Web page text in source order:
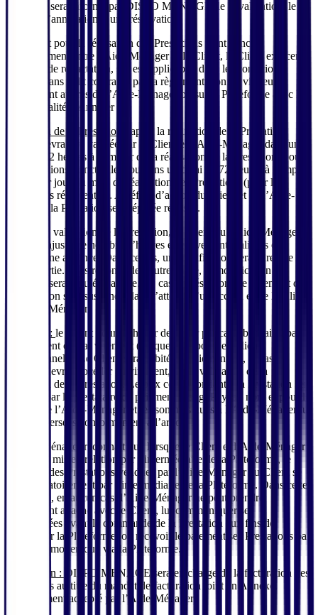
Le Client sera informé par DISPO MENAGE de la validation, le
refus ou l’annulation d’une réservation.
Le contrat pour la réalisation des Prestations étant conclu
exclusivement entre l’Aide-Ménager et le Client, le Client exercera
son droit de rétractation, s’il est applicable, dans les conditions
prévues dans ledit contrat et par la règlementation en vigueur,
directement auprès de l’Aide-Ménager ou sur la Plateforme avec la
fonctionnalité « Annuler ».
Validation de la Prestation : après la réalisation de la Prestation,
celle-ci devra être validée par le Client et l’Aide-Ménager dans un
délai de 72 heures à compter de la réalisation de la Prestation (pour
les Prestations Ponctuelles) ou dans un délai de 72 heures à compter
du dernier jour du mois de réalisation des Prestations (pour les
Prestations récurrentes). A défaut d’action du Client et de l’Aide-
Ménager, la Prestation sera réputée réalisée.
Lors de la validation de la Prestation, le Client ou l’Aide-Ménager
pourront ajuster le nombre d’heures effectivement réalisées ou
signaler une absence. Dans ce cas, une notification sera adressée à
l’autre partie. Sans réponse de l’autre partie, la modification
proposée sera réputée validée. En cas de désaccord, le paiement de
la Prestation sera suspendu dans l’attente d’un accord entre le Client
et l’Aide-Ménager.
Paiement : le Client pourra choisir de payer par carte bancaire, par
prélèvement ou par virement (uniquement pour les Clients
professionnels). Le Client sera débité du paiement ou, le cas
échéant, devra procéder au virement, après validation de la
réalisation de la Prestation. Le prix correspondant à la Prestation sera
encaissé par le prestataire de paiement MangoPay, au nom et pour le
compte de l’Aide-Ménager et les sommes dues à l’Aide-Ménager lui
seront reversées conformément à l’article 5.
L’Aide-Ménager reconnait que lorsque le Client et l’Aide-Ménager
auront été mis en relation par l’intermédiaire de la Plateforme, le
paiement des Prestations vendues par l’Aide-Ménager au Client se
fera obligatoirement par l’intermédiaire de la Plateforme. Dans cette
hypothèse, en aucun cas, l’Aide-Ménager ne peut prendre
directement attache avec le Client, lui communiquer ses
coordonnées avant la commande de la Prestation aux fins de
contourner la Plateforme, ou recevoir le paiement ses Prestations par
tout autre moyen que via la Plateforme.
Facturation :
DISPO MENAGE sera en charge de la facturation des
Prestations au titre du mandat de facturation joint en Annexe,
expressément accepté par l’Aide-Ménager.